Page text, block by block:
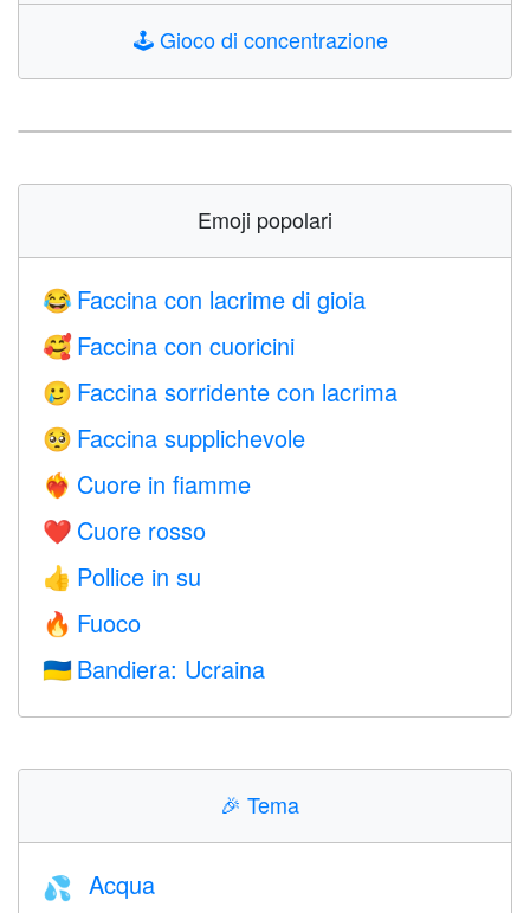
🕹️Gioco di concentrazione
Emoji popolari
😂 Faccina con lacrime di gioia
🥰 Faccina con cuoricini
🥲 Faccina sorridente con lacrima
🥺 Faccina supplichevole
❤️‍🔥 Cuore in fiamme
❤️ Cuore rosso
👍 Pollice in su
🔥 Fuoco
🇺🇦 Bandiera: Ucraina
🎉 Tema
💦 Acqua